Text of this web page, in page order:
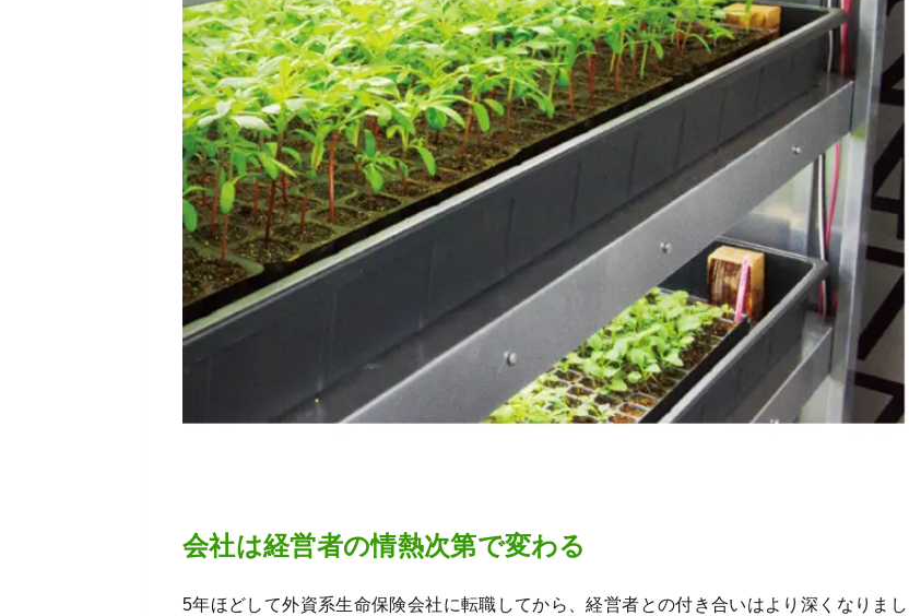
会社は経営者の情熱次第で変わる
5年ほどして外資系生命保険会社に転職してから、経営者との付き合いはより深くなりまし